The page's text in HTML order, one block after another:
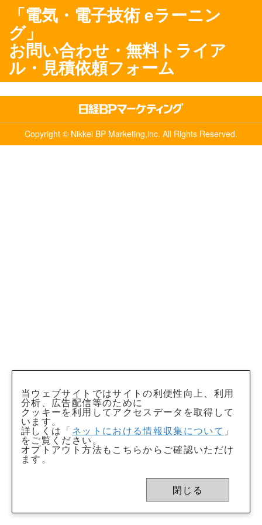
「電気・電子技術 eラーニン
グ」
お問い合わせ・無料トライア
ル・見積依頼フォーム
当ウェブサイトではサイトの利便性向上、利用
分析、広告配信等のために
クッキーを利用してアクセスデータを取得して
います。
詳しくは「ネットにおける情報収集について 」
をご覧ください。
オプトアウト方法もこちらからご確認いただけ
ます。
閉じる
Copyright © Nikkei BP Marketing,inc. All Rights Reserved.